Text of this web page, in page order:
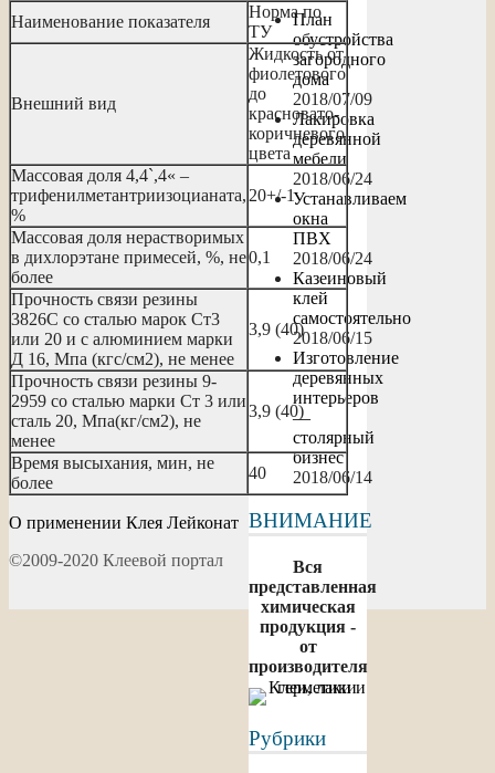
План
обустройства
загородного
дома
2018/07/09
Лакировка
деревянной
мебели
2018/06/24
Устанавливаем
окна
ПВХ
2018/06/24
Казеиновый
клей
самостоятельно
2018/06/15
Изготовление
деревянных
интерьеров
—
столярный
бизнес
2018/06/14
ВНИМАНИЕ
Вся
представленная
химическая
продукция -
от
производителя
Рубрики
Наименование показателя
Норма по
ТУ
Внешний вид
Жидкость от
фиолетового
до
красновато-
коричневого
цвета
Массовая доля 4,4`,4« –
трифенилметантриизоцианата,
%
20+/-1
Массовая доля нерастворимых
в дихлорэтане примесей, %, не
более
0,1
Прочность связи резины
3826С со сталью марок Ст3
или 20 и с алюминием марки
Д 16, Мпа (кгс/см2), не менее
3,9 (40)
Прочность связи резины 9-
2959 со сталью марки Ст 3 или
сталь 20, Мпа(кг/см2), не
менее
3,9 (40)
Время высыхания, мин, не
более
40
О применении Клея Лейконат
©2009-2020 Клеевой портал